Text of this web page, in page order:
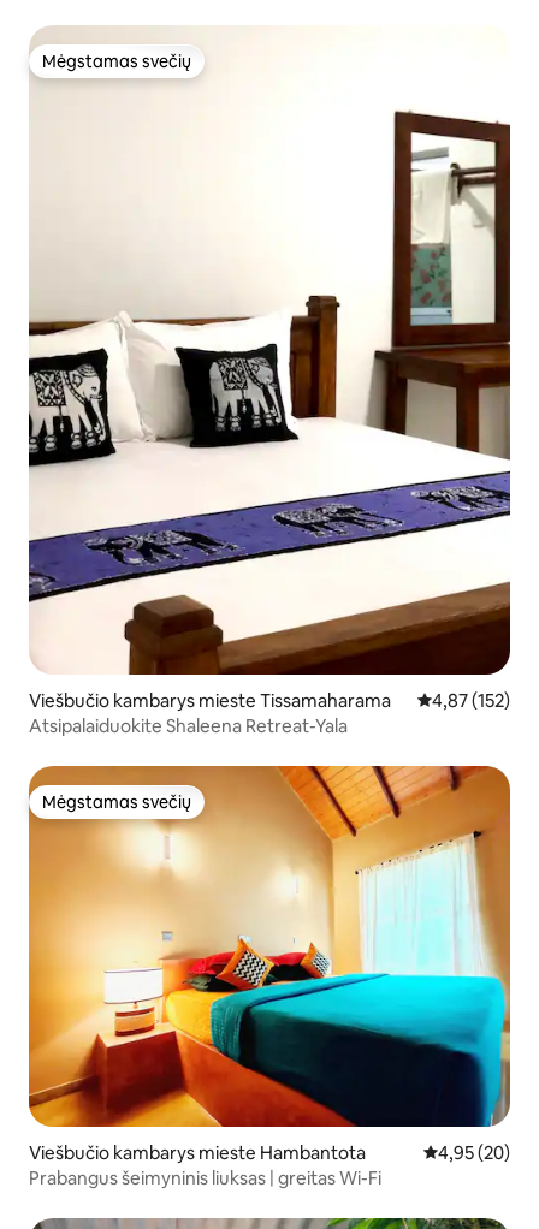
Mėgstamas svečių
Mėgstamas svečių
Viešbučio kambarys mieste Tissamaharama Vidutinis
4,87 (152)
Atsipalaiduokite Shaleena Retreat-Yala
Mėgstamas svečių
Mėgstamas svečių
Viešbučio kambarys mieste Hambantota Vidutinis
4,95 (20)
Prabangus šeimyninis liuksas | greitas Wi-Fi